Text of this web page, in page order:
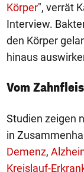
Körper", verrät
Interview.
den Körper
hinaus
Vom
Studien zeigen
in
Demenz,
Kreislauf-